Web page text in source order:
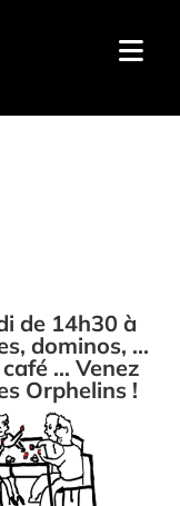
de 14h30 à
dominos, ...
... Venez
Orphelins !